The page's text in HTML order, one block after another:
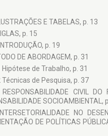
(2015),A Natureza Jurídica e
(2015) e
Correlatos para a Saúde
conhecimentos de francês.
E TABELAS, p. 13
p. 15
p. 19
DE ABORDAGEM, p. 31
Hipótese de Trabalho, p. 31
Técnicas de Pesquisa, p. 37
CIVIL DO
SOCIOAMBIENTAL,
NO
DE POLÍTICAS